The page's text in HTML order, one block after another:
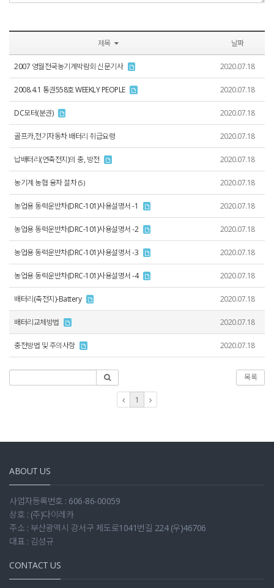
제목 날짜
2007 영월전국농기계박람회 신문기사 2020.07.18
2008.4.1 통권558호 WEEKLY PEOPLE 2020.07.18
DC모터(분권) 2020.07.18
골프카,전기자동차 배터리 취급요령 2020.07.18
납배터리(연축전지)의 충, 방전 2020.07.18
농기계 농협 융자 절차 (5) 2020.07.18
농업용 동력운반차(DRC-101)사용설명서 -1 2020.07.18
농업용 동력운반차(DRC-101)사용설명서 -2 2020.07.18
농업용 동력운반차(DRC-101)사용설명서 -3 2020.07.18
농업용 동력운반차(DRC-101)사용설명서 -4 2020.07.18
배터리(축전지)-Battery 2020.07.18
배터리교체방법 2020.07.18
충전방법 및 주의사항 2020.07.18
목록
1
ABOUT US
사업자등록번호 : 606-86-00059
상호 : (주)다이레카
주소 : 부산광역시 강서구 제도로1041번길 224 (우)46706
대표 : 김성규
CONTACT US